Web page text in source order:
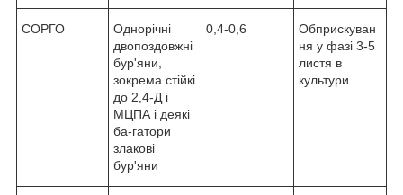
СОРГО
Однорічні
двопоздовжні
бур'яни,
зокрема стійкі
до 2,4-Д і
МЦПА і деякі
ба-гатори
злакові
бур'яни
0,4-0,6
Обприскуван
ня у фазі 3-5
листя в
культури